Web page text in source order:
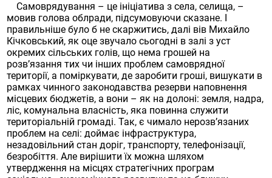
Самоврядування – це ініціатива з села, селища, –
мовив голова облради, підсумовуючи сказане. І
правильніше було б не скаржитись, далі вів Михайло
Кічковський, як оце звучало сьогодні в залі з уст
окремих сільських голів, що нема грошей на
розв’язання тих чи інших проблем самоврядної
території, а поміркувати, де заробити гроші, вишукати в
рамках чинного законодавства резерви наповнення
місцевих бюджетів, а вони – як на долоні: земля, надра,
ліс, комунальна власність, яка повинна служити
територіальній громаді. Так, є чимало нерозв’язаних
проблем на селі: доймає інфраструктура,
незадовільний стан доріг, транспорту, телефонізації,
безробіття. Але вирішити їх можна шляхом
утвердження на місцях стратегічних програм